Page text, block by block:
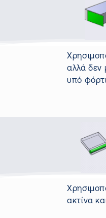
αλλά δεν
υπό
ακτίνα